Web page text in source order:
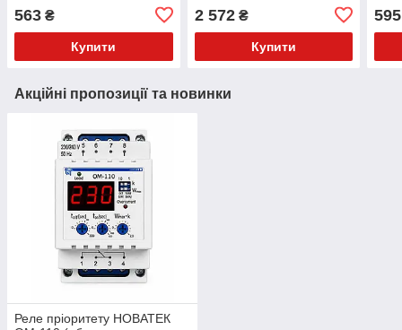
563 ₴
Купити
2 572₴
Купити
595
Акційні пропозиції та новинки
Реле пріоритету НОВАТЕК